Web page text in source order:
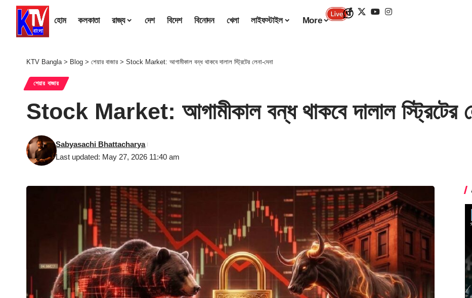
হোম কলকাতা রাজ্য দেশ বিদেশ বিনোদন খেলা লাইফস্টাইল More
KTV Bangla> Blog > শেয়ার বাজার > Stock Market: আগামীকাল বন্ধ থাকবে দালাল স্ট্রিটের লেনা-দেনা
শেয়ার বাজার
Stock Market: আগামীকাল বন্ধ থাকবে দালাল স্ট্রিটের
Last updated: May 27, 2026 11:40 am
Sabyasachi Bhattacharya